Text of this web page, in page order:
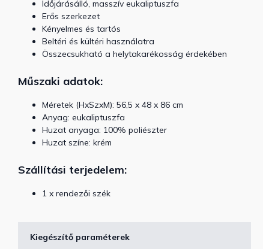
Időjárásálló, masszív eukaliptuszfa
Erős szerkezet
Kényelmes és tartós
Beltéri és kültéri használatra
Összecsukható a helytakarékosság érdekében
Műszaki adatok:
Méretek (HxSzxM): 56,5 x 48 x 86 cm
Anyag: eukaliptuszfa
Huzat anyaga: 100% poliészter
Huzat színe: krém
Szállítási terjedelem:
1 x rendezői szék
Kiegészítő paraméterek